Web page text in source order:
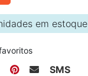
em estoque
SMS